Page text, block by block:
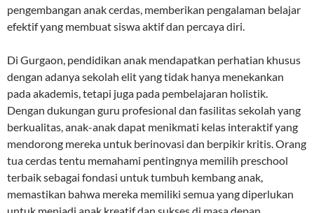
pengembangan anak cerdas, memberikan pengalaman belajar
efektif yang membuat siswa aktif dan percaya diri.
Di Gurgaon, pendidikan anak mendapatkan perhatian khusus
dengan adanya sekolah elit yang tidak hanya menekankan
pada akademis, tetapi juga pada pembelajaran holistik.
Dengan dukungan guru profesional dan fasilitas sekolah yang
berkualitas, anak-anak dapat menikmati kelas interaktif yang
mendorong mereka untuk berinovasi dan berpikir kritis. Orang
tua cerdas tentu memahami pentingnya memilih preschool
terbaik sebagai fondasi untuk tumbuh kembang anak,
memastikan bahwa mereka memiliki semua yang diperlukan